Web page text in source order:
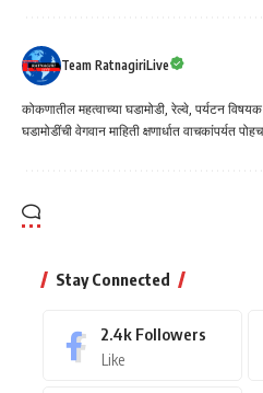
Team RatnagiriLive
कोकणातील महत्वाच्या घडामोडी, रेल्वे, पर्यटन
घडामोडींची वेगवान माहिती क्षणार्धात वाचकांपर्यत
Stay Connected
2.4k Followers
Like